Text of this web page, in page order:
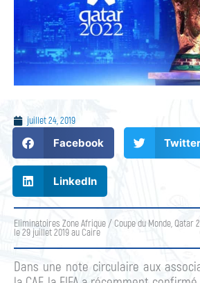
juillet 24, 2019
Facebook Twitter
LinkedIn
Eliminatoires Zone Afrique / Coupe du Monde, Qatar
le 29 juillet 2019 au Caire
Dans une note circulaire aux